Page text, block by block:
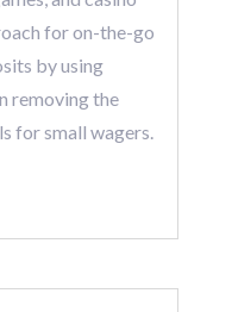
for on-the-go
by using
removing the
for small wagers.